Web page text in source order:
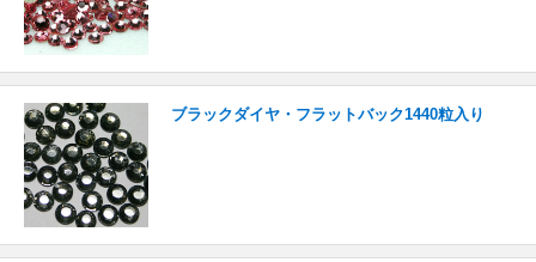
ブラックダイヤ・フラットバック1440粒入り